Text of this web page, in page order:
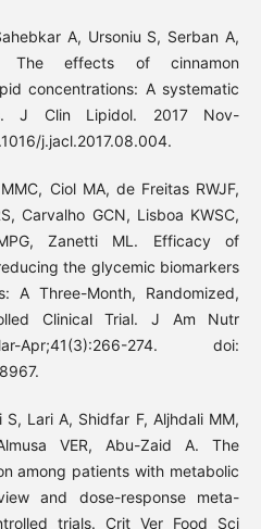
A, Ursoniu S, Serban A,
The effects of cinnamon
concentrations: A systematic
J Clin Lipidol. 2017 Nov-
j.jacl.2017.08.004.
Ciol MA, de Freitas RWJF,
Carvalho GCN, Lisboa KWSC,
Zanetti ML. Efficacy of
the glycemic biomarkers
A Three-Month, Randomized,
Clinical Trial. J Am Nutr
274. doi:
S, Lari A, Shidfar F, Aljhdali MM,
VER, Abu-Zaid A. The
among patients with metabolic
and dose-response meta-
trials. Crit Ver Food Sci